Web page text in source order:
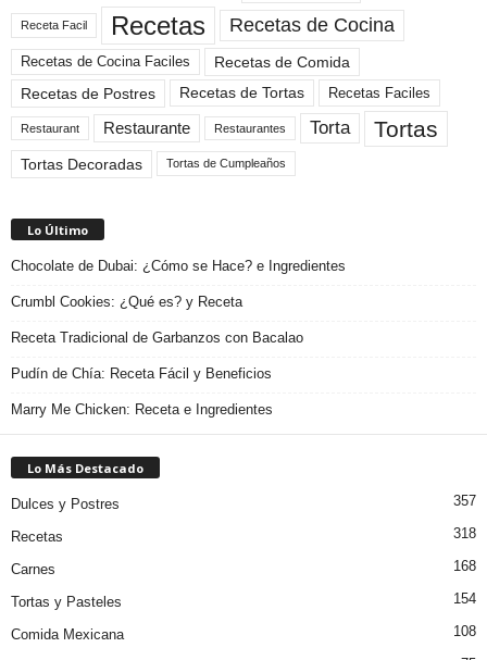
Receta Facil Recetas Recetas de Cocina
Recetas de Cocina Faciles
Recetas de Comida
Recetas de Postres
Recetas de Tortas Recetas Faciles
Restaurant Restaurante Restaurantes Torta Tortas
Tortas Decoradas Tortas de Cumpleaños
Lo Último
Chocolate de Dubai: ¿Cómo se Hace? e Ingredientes
Crumbl Cookies: ¿Qué es? y Receta
Receta Tradicional de Garbanzos con Bacalao
Pudín de Chía: Receta Fácil y Beneficios
Marry Me Chicken: Receta e Ingredientes
Lo Más Destacado
Dulces y Postres 357
Recetas 318
Carnes 168
Tortas y Pasteles 154
Comida Mexicana 108